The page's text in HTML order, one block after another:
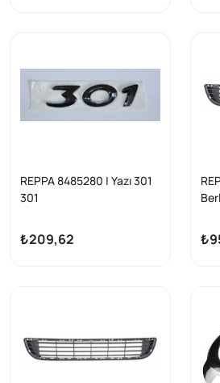
REPPA 8485280 | Yazı 301
301
₺209,62